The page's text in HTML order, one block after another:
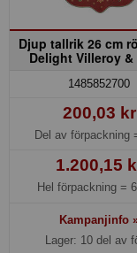
Djup tallrik 26 cm
Delight Villeroy &
1485852700
200,03 kr
Del av förpackning
1.200,15
Hel förpackning =
Kampanjinfo
Lager: 10 del av